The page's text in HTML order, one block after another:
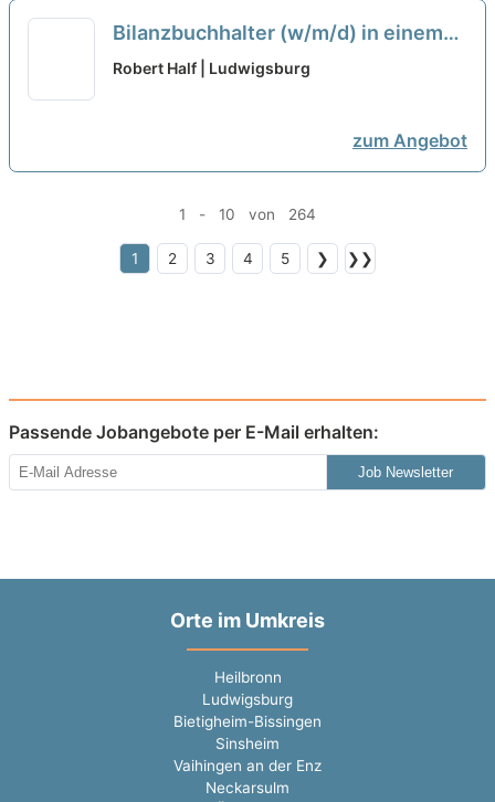
Bilanzbuchhalter (w/m/d) in einem
produzierenden Unternehmen
Robert Half | Ludwigsburg
zum Angebot
1 - 10 von 264
1 2 3 4 5 ❯ ❯❯
Passende Jobangebote per E-Mail erhalten:
Job Newsletter
Orte im Umkreis
Heilbronn
Ludwigsburg
Bietigheim-Bissingen
Sinsheim
Vaihingen an der Enz
Neckarsulm